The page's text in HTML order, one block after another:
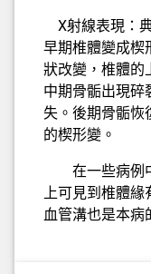
X射線表現：
早期椎體變成楔
狀改變，椎體的
中期骨骺出現碎
失。後期骨骺恢
的楔形變。
在一些病例中
上可見到椎體緣
血管溝也是本病